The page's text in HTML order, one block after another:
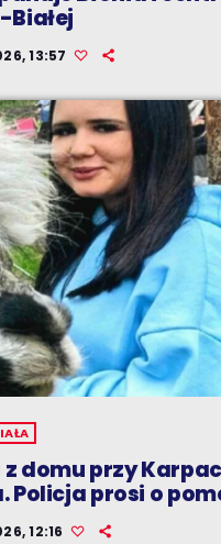
13:57
z domu przy
Policja prosi o
12:16